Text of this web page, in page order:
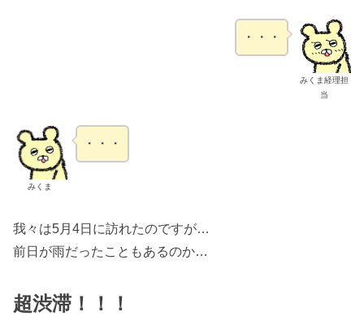
みくま経理担
当
・・・
みくま
・・・
我々は5月4日に訪れたのですが…
前日が雨だったこともあるのか…
超渋滞！！！